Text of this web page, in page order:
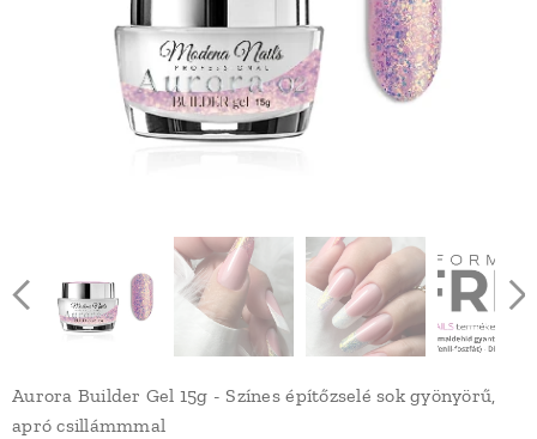
Aurora Builder Gel 15g - Színes építőzselé sok gyönyörű,
apró csillámmmal